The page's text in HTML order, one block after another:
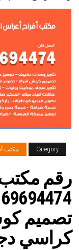
Category مكتب
رقم مكتب
تصميم
كراسي